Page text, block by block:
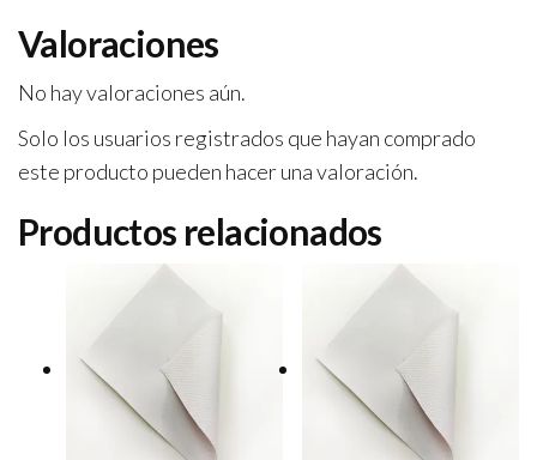
Valoraciones
No hay valoraciones aún.
Solo los usuarios registrados que hayan comprado
este producto pueden hacer una valoración.
Productos relacionados